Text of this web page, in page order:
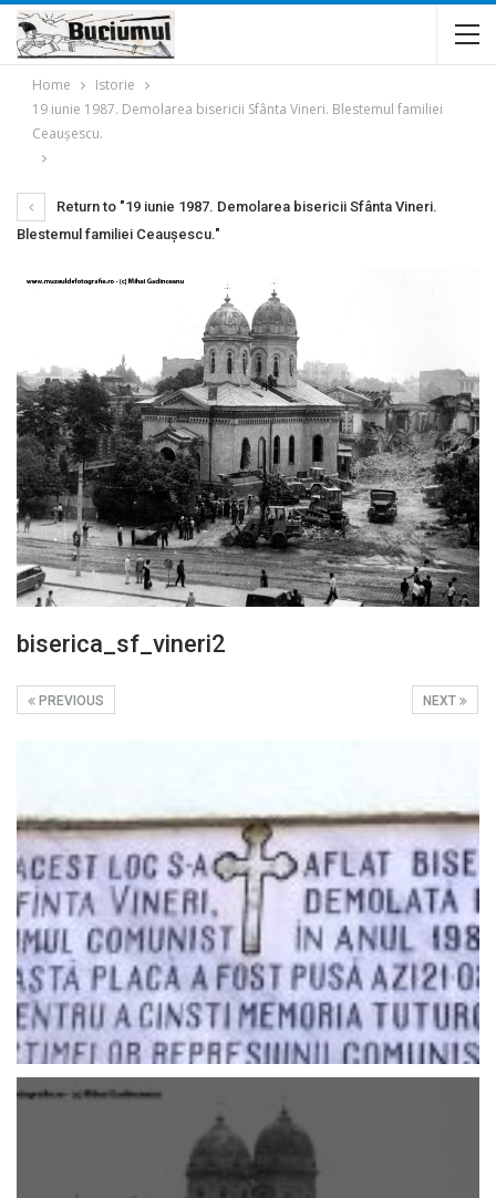
Home
Istorie
19 iunie 1987. Demolarea bisericii Sfânta Vineri. Blestemul familiei
Ceaușescu.
Return to "19 iunie 1987. Demolarea bisericii Sfânta Vineri.
Blestemul familiei Ceaușescu."
biserica_sf_vineri2
NEXT
PREVIOUS